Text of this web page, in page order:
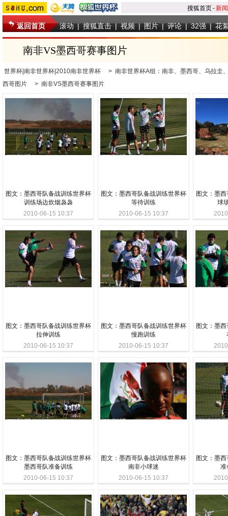
搜狐首页-新闻
返回首页 滚动 | 搜狐直击 | 视频 | 图片 | 评论 | 32强 | 花
南非VS墨西哥赛事图片
世界杯|南非世界杯|2010南非世界杯 > 南非世界杯A组：南非、墨西哥、乌拉圭
西哥图片
> 南非VS墨西哥赛事图片
图文：墨西哥队备战训练世界杯
训练场边炊烟袅袅
2010-06-15 10:37
图文：墨西哥队备战训练世界杯
等待训练
2010-06-15 10:37
图文：墨
球
图文：墨西哥队备战训练世界杯
拉伸训练
2010-06-15 10:37
图文：墨西哥队备战训练世界杯
慢跑训练
2010-06-15 10:37
图文：墨
图文：墨西哥队备战训练世界杯
墨西哥队准备训练
2010-06-15 10:37
图文：墨西哥队备战训练世界杯
南非小球迷
2010-06-15 10:37
图文：墨
准